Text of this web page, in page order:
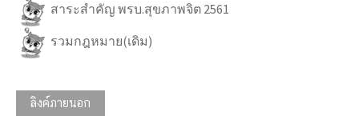
สาระสำคัญ พรบ.สุขภาพจิต 2561
รวมกฎหมาย(เดิม)
ลิงค์ภายนอก